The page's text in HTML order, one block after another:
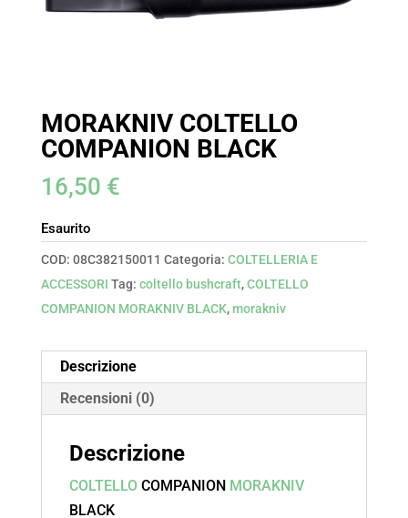
MORAKNIV COLTELLO
COMPANION BLACK
16,50 €
Esaurito
COD: 08C382150011 Categoria: COLTELLERIA E
ACCESSORI Tag: coltello bushcraft,COLTELLO
COMPANION MORAKNIV BLACK, morakniv
Descrizione
Recensioni (0)
Descrizione
COLTELLOCOMPANION MORAKNIV
BLACK